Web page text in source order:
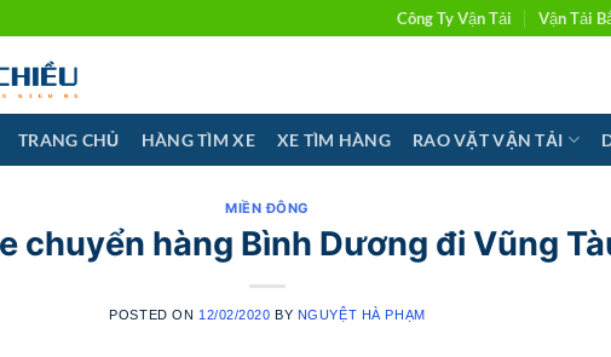
Công Ty Vận Tải Vận Tải
TRANG CHỦ HÀNG TÌM XE XE TÌM HÀNG RAO VẶT VẬN TẢI
MIỀN ĐÔNG
chuyển hàng Bình Dương đi Vũng
POSTED ON 12/02/2020 BY NGUYỆT HÀ PHẠM